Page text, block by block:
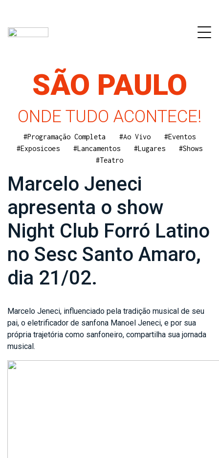
SÃO PAULO
ONDE TUDO ACONTECE!
#Programação Completa #Ao Vivo
#Eventos
#Exposicoes
#Lancamentos #Lugares
#Shows
#Teatro
Marcelo Jeneci
apresenta o show
Night Club Forró Latino
no Sesc Santo Amaro,
dia 21/02.
Marcelo Jeneci, influenciado pela tradição musical de seu
pai, o eletrificador de sanfona Manoel Jeneci, e por sua
própria trajetória como sanfoneiro, compartilha sua jornada
musical.